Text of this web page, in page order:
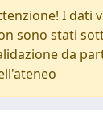
I dati
sono stati
da